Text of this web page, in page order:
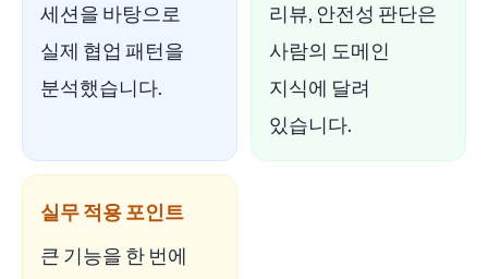
세션을 바탕으로
실제 협업 패턴을
분석했습니다.
리뷰, 안전성 판단은
사람의 도메인
지식에 달려
있습니다.
실무 적용 포인트
큰 기능을 한 번에